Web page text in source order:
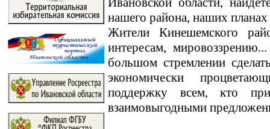
нашего района, наших
Жители Кинешемского
интересам,
большом стремлении
экономически
поддержку всем, кто
взаимовыгодными